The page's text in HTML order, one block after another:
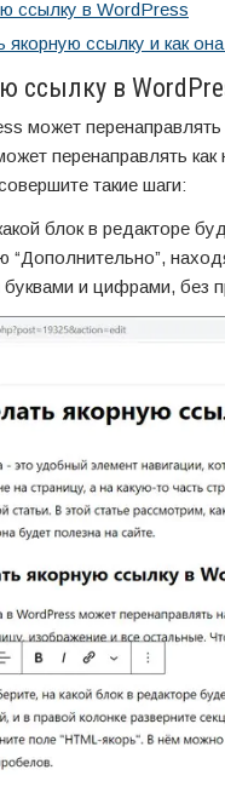
ссылку в WordPress
якорную ссылку и как
ссылку в
может
перенаправлять
такие шаги:
блок в редакторе
“Дополнительно”,
буквами и цифрами, без